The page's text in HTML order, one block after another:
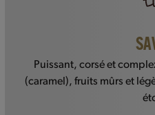
Puissant, corsé et
(caramel), fruits mûrs et